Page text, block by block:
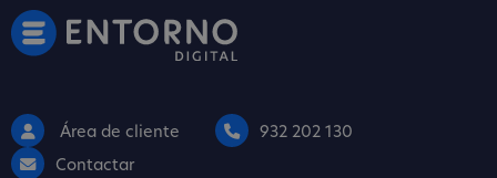
Área de cliente
932 202 130
Contactar